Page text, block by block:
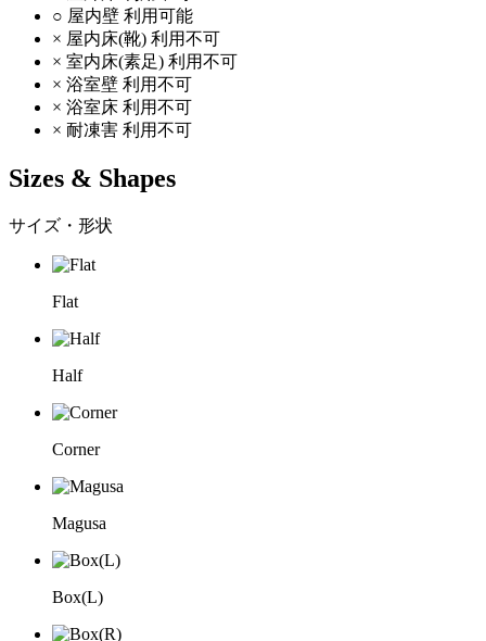
○ 屋内壁 利用可能
× 屋内床(靴) 利用不可
× 室内床(素足) 利用不可
× 浴室壁 利用不可
× 浴室床 利用不可
× 耐凍害 利用不可
Sizes & Shapes
サイズ・形状
Flat
Half
Corner
Magusa
Box(L)